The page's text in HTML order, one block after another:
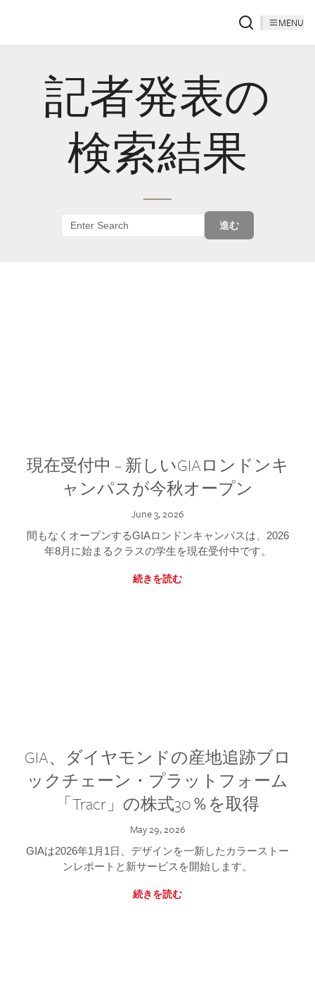
MENU
記者発表の
検索結果
進む
現在受付中 – 新しいGIAロンドンキ
ャンパスが今秋オープン
June 3, 2026
間もなくオープンするGIAロンドンキャンパスは、2026
年8月に始まるクラスの学生を現在受付中です。
続きを読む
GIA、ダイヤモンドの産地追跡ブロ
ックチェーン・プラットフォーム
「Tracr」の株式30％を取得
May 29, 2026
GIAは2026年1月1日、デザインを一新したカラーストー
ンレポートと新サービスを開始します。
続きを読む